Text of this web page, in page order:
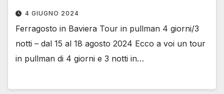
4 GIUGNO 2024
Ferragosto in Baviera Tour in pullman 4 giorni/3
notti – dal 15 al 18 agosto 2024 Ecco a voi un tour
in pullman di 4 giorni e 3 notti in…